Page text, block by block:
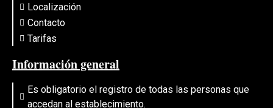
Localización
Contacto
Tarifas
Información general
Es obligatorio el registro de todas las personas que
accedan al establecimiento.